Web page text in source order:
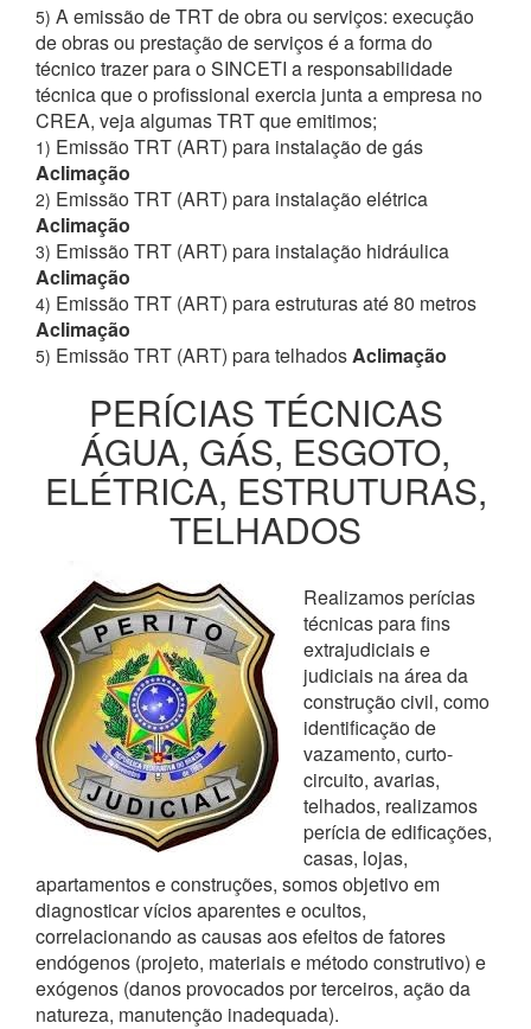
5) A emissão de TRT de obra ou serviços: execução
de obras ou prestação de serviços é a forma do
técnico trazer para o SINCETI a responsabilidade
técnica que o profissional exercia junta a empresa no
CREA, veja algumas TRT que emitimos;
1) Emissão TRT (ART) para instalação de gás
Aclimação
2) Emissão TRT (ART) para instalação elétrica
Aclimação
3) Emissão TRT (ART) para instalação hidráulica
Aclimação
4) Emissão TRT (ART) para estruturas até 80 metros
Aclimação
5) Emissão TRT (ART) para telhadosAclimação
PERÍCIAS TÉCNICAS
ÁGUA, GÁS, ESGOTO,
ELÉTRICA, ESTRUTURAS,
TELHADOS
Realizamos perícias
técnicas para fins
extrajudiciais e
judiciais na área da
construção civil, como
identificação de
vazamento, curto-
circuito, avarias,
telhados, realizamos
perícia de edificações,
casas, lojas,
apartamentos e construções, somos objetivo em
diagnosticar vícios aparentes e ocultos,
correlacionando as causas aos efeitos de fatores
endógenos (projeto, materiais e método construtivo) e
exógenos (danos provocados por terceiros, ação da
natureza, manutenção inadequada).